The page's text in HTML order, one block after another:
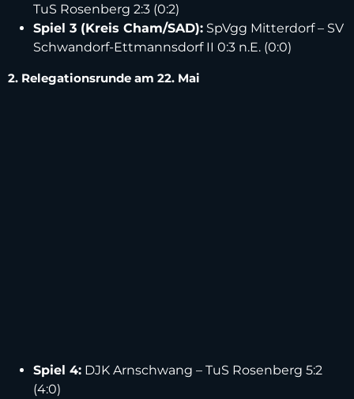
TuS Rosenberg 2:3 (0:2)
Spiel 3 (Kreis Cham/SAD): SpVgg Mitterdorf – SV
Schwandorf-Ettmannsdorf II 0:3 n.E. (0:0)
2. Relegationsrunde am 22. Mai
Spiel 4: DJK Arnschwang – TuS Rosenberg 5:2
(4:0)